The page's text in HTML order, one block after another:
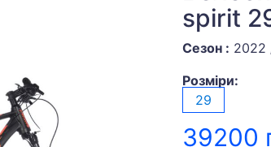
spirit
Сезон : 2022
Розміри:
29
39200